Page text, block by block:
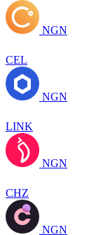
NGN
CEL
NGN
LINK
NGN
CHZ
NGN